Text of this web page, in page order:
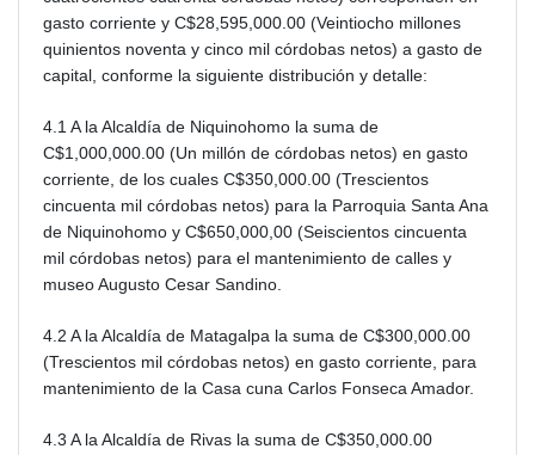
gasto corriente y C$28,595,000.00 (Veintiocho millones
quinientos noventa y cinco mil córdobas netos) a gasto de
capital, conforme la siguiente distribución y detalle:
4.1 A la Alcaldía de Niquinohomo la suma de
C$1,000,000.00 (Un millón de córdobas netos) en gasto
corriente, de los cuales C$350,000.00 (Trescientos
cincuenta mil córdobas netos) para la Parroquia Santa Ana
de Niquinohomo y C$650,000,00 (Seiscientos cincuenta
mil córdobas netos) para el mantenimiento de calles y
museo Augusto Cesar Sandino.
4.2 A la Alcaldía de Matagalpa la suma de C$300,000.00
(Trescientos mil córdobas netos) en gasto corriente, para
mantenimiento de la Casa cuna Carlos Fonseca Amador.
4.3 A la Alcaldía de Rivas la suma de C$350,000.00